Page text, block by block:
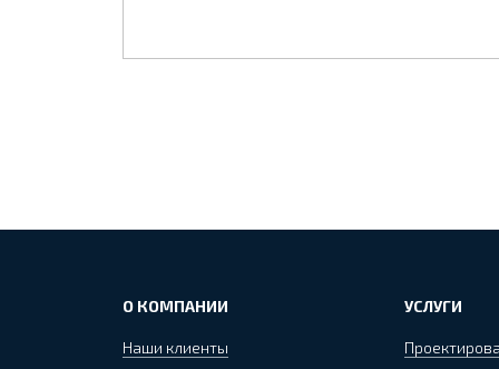
О КОМПАНИИ
Наши клиенты
УСЛУГИ